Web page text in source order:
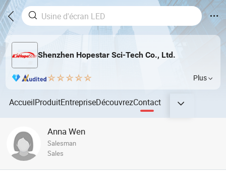
Shenzhen Hopestar Sci-Tech Co., Ltd.
Plus
AccueilProduitEntrepriseDécouvrezContact
Anna Wen
Salesman
Sales